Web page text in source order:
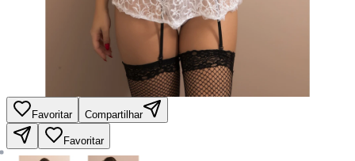
Favoritar Compartilhar
Favoritar